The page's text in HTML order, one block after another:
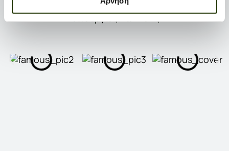
πώλησης για όλες τις απαραίτητες διαδικασίες και
λειτουργίες πώλησης.